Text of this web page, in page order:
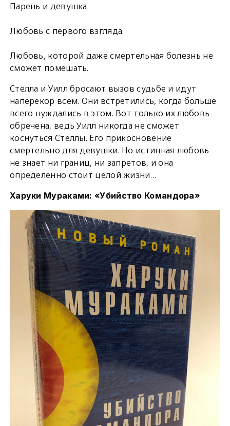
Парень и девушка.
Любовь с первого взгляда.
Любовь, которой даже смертельная болезнь не
сможет помешать.
Стелла и Уилл бросают вызов судьбе и идут
наперекор всем. Они встретились, когда больше
всего нуждались в этом. Вот только их любовь
обречена, ведь Уилл никогда не сможет
коснуться Стеллы. Его прикосновение
смертельно для девушки. Но истинная любовь
не знает ни границ, ни запретов, и она
определенно стоит целой жизни…
Харуки Мураками: «Убийство Командора»